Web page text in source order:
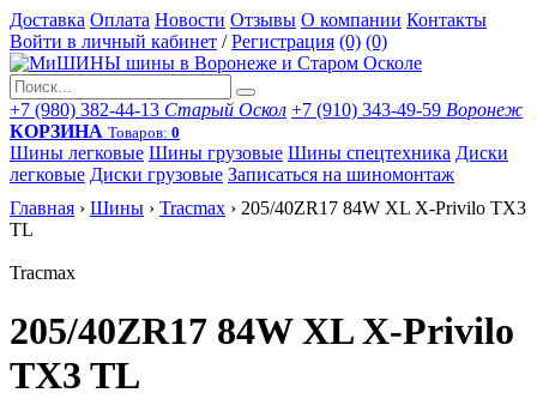
Доставка Оплата Новости Отзывы О компании Контакты
Войти в личный кабинет / Регистрация (0) (0)
+7 (980) 382-44-13 Старый Оскол +7 (910) 343-49-59 Воронеж
КОРЗИНА Товаров: 0
Шины легковые Шины грузовые Шины спецтехника Диски
легковые Диски грузовые Записаться на шиномонтаж
Главная › Шины › Tracmax › 205/40ZR17 84W XL X-Privilo TX3
TL
Tracmax
205/40ZR17 84W XL X-Privilo
TX3 TL